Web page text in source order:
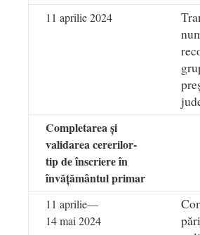
11 aprilie 2024
Completarea și
validarea cererilor-
tip de înscriere în
învățământul primar
11 aprilie—
14 mai 2024